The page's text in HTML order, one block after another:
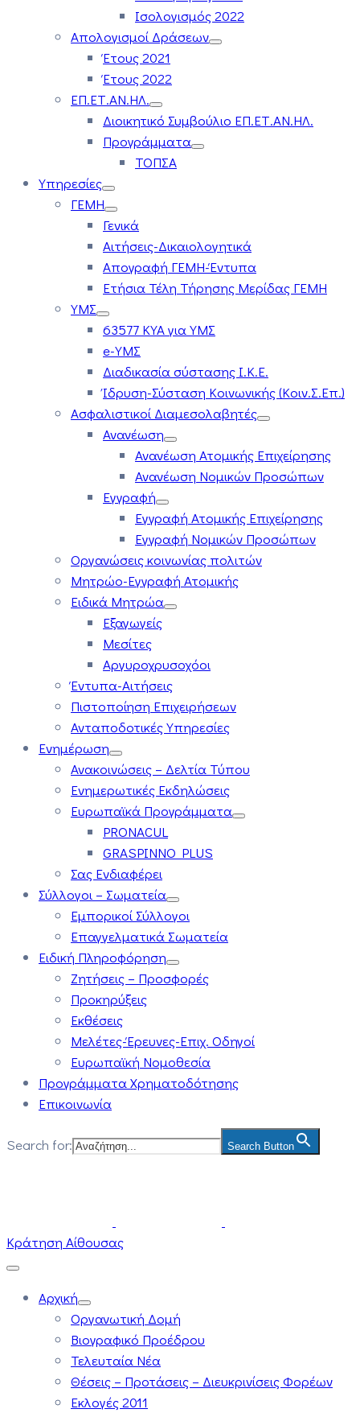
Ισολογισμός 2022
Απολογισμοί Δράσεων
Έτους 2021
Έτους 2022
ΕΠ.ΕΤ.ΑΝ.ΗΛ.
Διοικητικό Συμβούλιο ΕΠ.ΕΤ.ΑΝ.ΗΛ.
Προγράμματα
ΤΟΠΣΑ
Υπηρεσίες
ΓΕΜΗ
Γενικά
Αιτήσεις-Δικαιολογητικά
Απογραφή ΓΕΜΗ-Έντυπα
Ετήσια Τέλη Τήρησης Μερίδας ΓΕΜΗ
ΥΜΣ
63577 ΚΥΑ για ΥΜΣ
e-ΥΜΣ
Διαδικασία σύστασης Ι.Κ.Ε.
Ίδρυση-Σύσταση Κοινωνικής (Κοιν.Σ.Επ.)
Ασφαλιστικοί Διαμεσολαβητές
Ανανέωση
Ανανέωση Ατομικής Επιχείρησης
Ανανέωση Νομικών Προσώπων
Εγγραφή
Εγγραφή Ατομικής Επιχείρησης
Εγγραφή Νομικών Προσώπων
Οργανώσεις κοινωνίας πολιτών
Μητρώο-Εγγραφή Ατομικής
Ειδικά Μητρώα
Εξαγωγείς
Μεσίτες
Αργυροχρυσοχόοι
Έντυπα-Αιτήσεις
Πιστοποίηση Επιχειρήσεων
Ανταποδοτικές Υπηρεσίες
Ενημέρωση
Ανακοινώσεις – Δελτία Τύπου
Ενημερωτικές Εκδηλώσεις
Ευρωπαϊκά Προγράμματα
PRONACUL
GRASPINNO PLUS
Σας Ενδιαφέρει
Σύλλογοι – Σωματεία
Εμπορικοί Σύλλογοι
Επαγγελματικά Σωματεία
Ειδική Πληροφόρηση
Ζητήσεις – Προσφορές
Προκηρύξεις
Εκθέσεις
Μελέτες-Έρευνες-Επιχ. Οδηγοί
Ευρωπαϊκή Νομοθεσία
Προγράμματα Χρηματοδότησης
Επικοινωνία
Search for: Search Button
Κράτηση Αίθουσας
Αρχική
Οργανωτική Δομή
Βιογραφικό Προέδρου
Τελευταία Νέα
Θέσεις – Προτάσεις – Διευκρινίσεις Φορέων
Εκλογές 2011